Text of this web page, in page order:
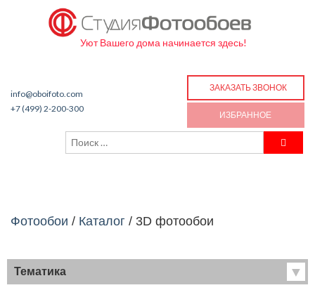
Уют Вашего дома начинается здесь!
info@oboifoto.com
+7 (499) 2-200-300
ЗАКАЗАТЬ ЗВОНОК
ИЗБРАННОЕ
Фотообои / Каталог / 3D фотообои
Тематика